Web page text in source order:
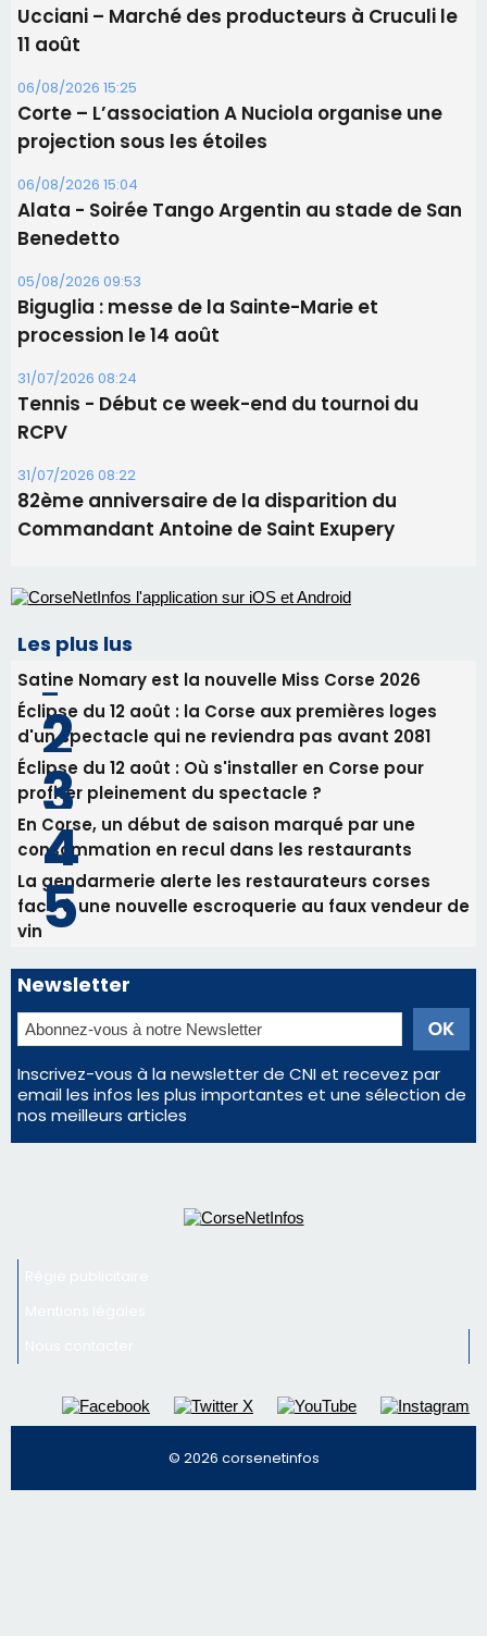
Alata - Soirée Tango Argentin au stade de San
Benedetto
05/08/2026 09:53
Biguglia : messe de la Sainte-Marie et
procession le 14 août
31/07/2026 08:24
Tennis - Début ce week-end du tournoi du
RCPV
31/07/2026 08:22
82ème anniversaire de la disparition du
Commandant Antoine de Saint Exupery
Les plus lus
Satine Nomary est la nouvelle Miss Corse 2026
Éclipse du 12 août : la Corse aux premières loges
d'un spectacle qui ne reviendra pas avant 2081
profiter pleinement du spectacle ?
consommation en recul dans les restaurants
La gendarmerie alerte les restaurateurs corses
face à une nouvelle escroquerie au faux vendeur de
vin
Newsletter
Inscrivez-vous à la newsletter de CNI et recevez par
email les infos les plus importantes et une sélection de
nos meilleurs articles
Régie publicitaire
Mentions légales
Nous contacter